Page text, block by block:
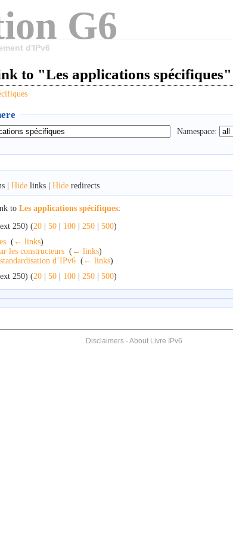
G6
d'IPv6
to "Les applications spécifiques"
Namespace:
| Hidelinks | Hideredirects
to Les applications spécifiques:
250) (20 | 50 | 100 | 250 | 500)
( ← links)
les constructeurs ( ← links)
d’IPv6 ( ← links)
250) (20 | 50 | 100 | 250 | 500)
Disclaimers-About Livre IPv6